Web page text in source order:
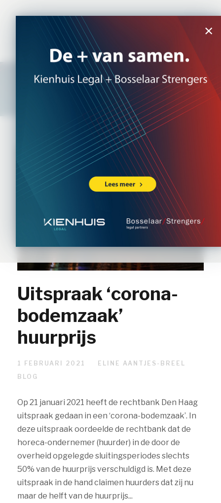
×
NL|EN
Uitspraak ‘corona-
bodemzaak’
huurprijs
1 FEBRUARI 2021
ELINE AANTJES-BREEL
BLOG
Op 21 januari 2021 heeft de rechtbank Den Haag
uitspraak gedaan in een ‘corona-bodemzaak’. In
deze uitspraak oordeelde de rechtbank dat de
horeca-ondernemer (huurder) in de door de
overheid opgelegde sluitingsperiodes slechts
50% van de huurprijs verschuldigd is. Met deze
uitspraak in de hand claimen huurders dat zij nu
maar de helft van de huurprijs...